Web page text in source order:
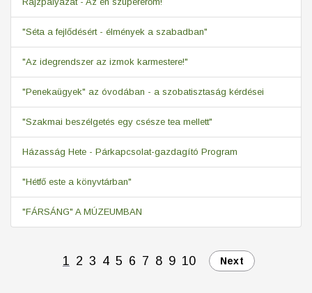
"Séta a fejlődésért - élmények a szabadban"
"Az idegrendszer az izmok karmestere!"
"Penekaügyek" az óvodában - a szobatisztaság kérdései
"Szakmai beszélgetés egy csésze tea mellett"
Házasság Hete - Párkapcsolat-gazdagító Program
"Hétfő este a könyvtárban"
"FÁRSÁNG" A MÚZEUMBAN
1 2 3 4 5 6 7 8 9 10 Next